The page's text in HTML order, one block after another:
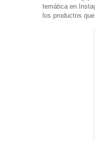
temática en
los productos